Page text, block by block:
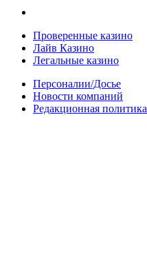
Проверенные казино
Лайв Казино
Легальные казино
Персоналии/Досье
Новости компаний
Редакционная политика